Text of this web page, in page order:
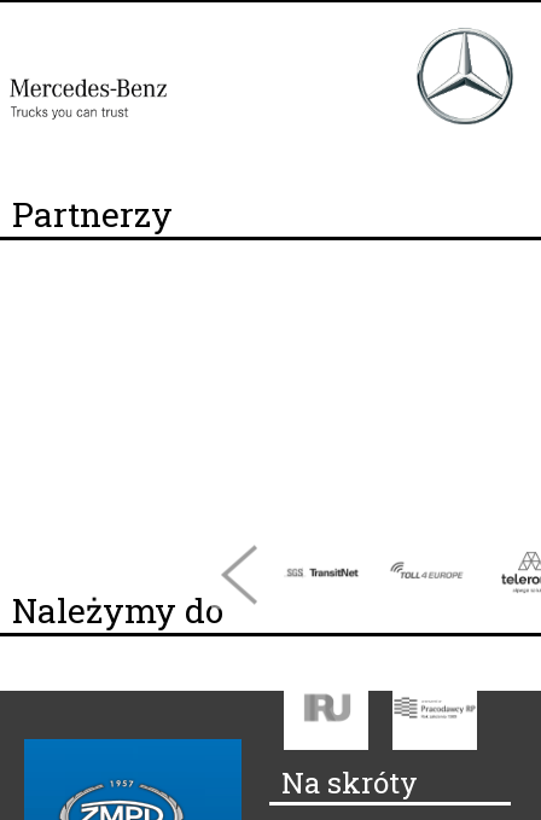
Partnerzy
Należymy do
Na skróty